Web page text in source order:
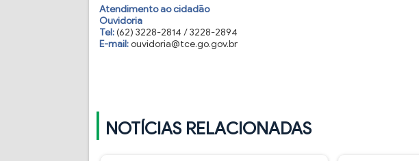
Atendimento ao cidadão
Ouvidoria
Tel:(62) 3228-2814 / 3228-2894
E-mail:ouvidoria@tce.go.gov.br
NOTÍCIAS RELACIONADAS